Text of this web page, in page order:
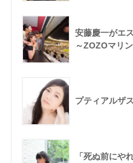
安藤慶一がエ
～ZOZOマリ
プティアルザ
「死ぬ前にや